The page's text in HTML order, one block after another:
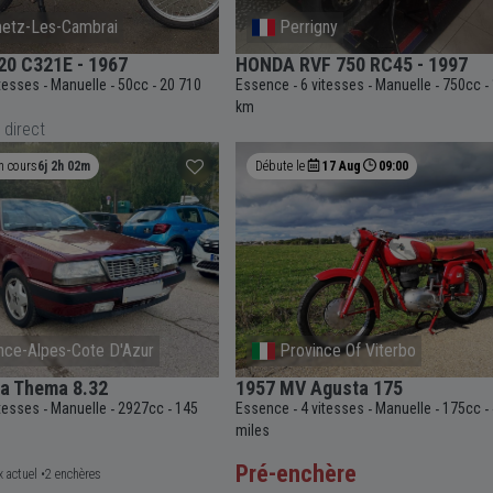
Perrigny
HONDA RVF 750 RC45 - 1997
Essence -6 vitesses- Manuelle -750cc - 19 100
Challans
HONDA 600
2001
direct
- 145
17 Aug 09:00
Province Of Viterbo
1957 MV Agusta 175
Essence - 4 vitesses -Manuelle -175cc -4 513
Pré-enchère
1946